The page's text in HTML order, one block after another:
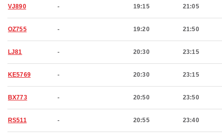
VJ890 - 19:15 21:05
OZ755 - 19:20 21:50
LJ81 - 20:30 23:15
KE5769 - 20:30 23:15
BX773 - 20:50 23:50
RS511 - 20:55 23:40